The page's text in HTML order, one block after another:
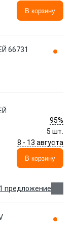
В корзину
66731
95%
5 шт.
8 - 13 августа
В корзину
предложение